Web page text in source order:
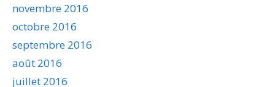
novembre 2016
octobre 2016
septembre 2016
août 2016
juillet 2016